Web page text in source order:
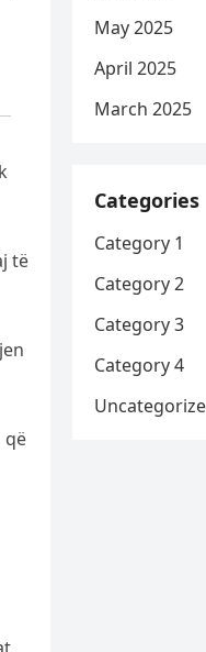
të
që
May 2025
April 2025
March 2025
Categories
Category 1
Category 2
Category 3
Category 4